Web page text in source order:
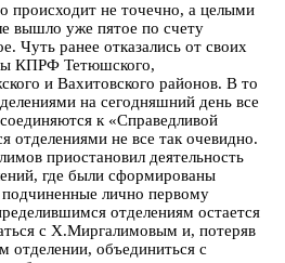
происходит не точечно, а целыми
вышло уже пятое по счету
Чуть ранее отказались от своих
КПРФ Тетюшского,
и Вахитовского районов. В то
на сегодняшний день все
к «Справедливой
отделениями не все так очевидно.
приостановил деятельность
где были сформированы
лично первому
отделениям остается
с Х.Миргалимовым и, потеряв
отделении, объединиться с